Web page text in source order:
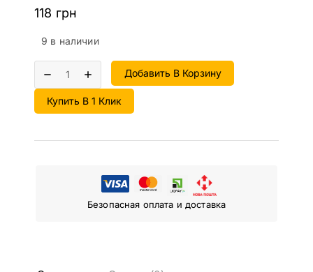
118 грн
9 в наличии
Добавить В Корзину
Купить В 1 Клик
Безопасная оплата и доставка